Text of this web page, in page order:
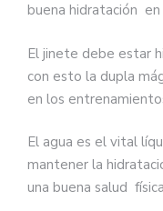
buena hidratación
El jinete debe estar
con esto la dupla
en los
El agua es el vital
mantener la
una buena salud